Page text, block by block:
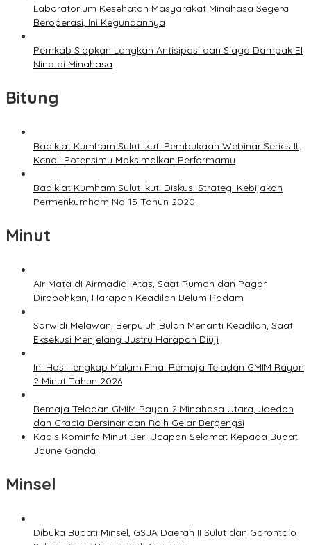
Laboratorium Kesehatan Masyarakat Minahasa Segera
Beroperasi, Ini Kegunaannya
Pemkab Siapkan Langkah Antisipasi dan Siaga Dampak El
Nino di Minahasa
Bitung
Badiklat Kumham Sulut Ikuti Pembukaan Webinar Series III,
Kenali Potensimu Maksimalkan Performamu
Badiklat Kumham Sulut Ikuti Diskusi Strategi Kebijakan
Permenkumham No 15 Tahun 2020
Minut
Air Mata di Airmadidi Atas, Saat Rumah dan Pagar
Dirobohkan, Harapan Keadilan Belum Padam
Sarwidi Melawan, Berpuluh Bulan Menanti Keadilan, Saat
Eksekusi Menjelang Justru Harapan Diuji
Ini Hasil lengkap Malam Final Remaja Teladan GMIM Rayon
2 Minut Tahun 2026
Remaja Teladan GMIM Rayon 2 Minahasa Utara, Jaedon
dan Gracia Bersinar dan Raih Gelar Bergengsi
Kadis Kominfo Minut Beri Ucapan Selamat Kepada Bupati
Joune Ganda
Minsel
Dibuka Bupati Minsel, GSJA Daerah II Sulut dan Gorontalo